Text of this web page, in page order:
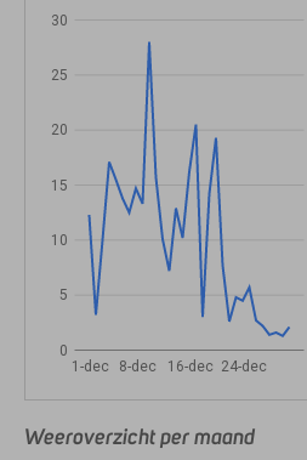
1-dec 8-dec 16-dec 24-dec
0
5
10
15
20
25
30
Weeroverzicht per maand